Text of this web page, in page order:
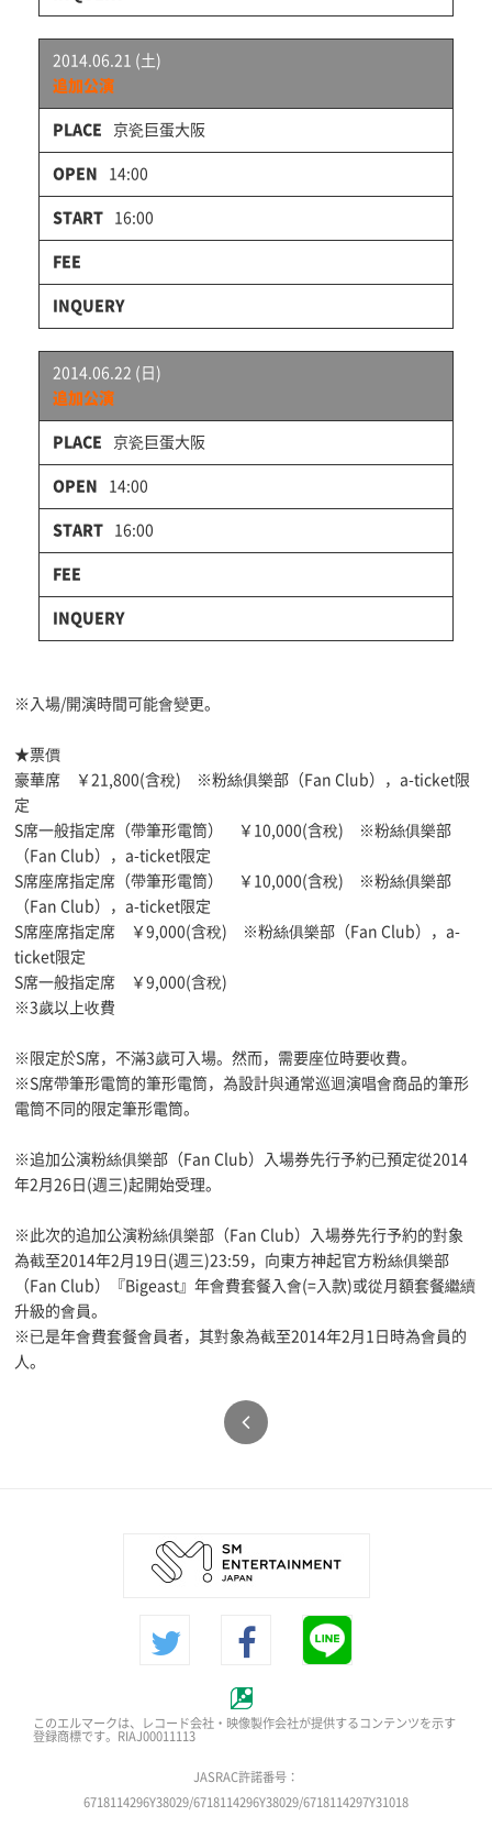
2014.06.21 (土)
追加公演
京瓷巨蛋大阪
14:00
16:00
2014.06.22 (日)
追加公演
京瓷巨蛋大阪
14:00
16:00
※入場/開演時間可能會變更。
★票價
豪華席 ￥21,800(含稅) ※粉絲俱樂部（Fan Club），a-ticket限
定
S席一般指定席（帶筆形電筒） ￥10,000(含稅) ※粉絲俱樂部
（Fan Club），a-ticket限定
S席座席指定席（帶筆形電筒） ￥10,000(含稅) ※粉絲俱樂部
（Fan Club），a-ticket限定
S席座席指定席 ￥9,000(含稅) ※粉絲俱樂部（Fan Club），a-
ticket限定
S席一般指定席 ￥9,000(含稅)
※3歲以上收費
※限定於S席，不滿3歲可入場。然而，需要座位時要收費。
※S席帶筆形電筒的筆形電筒，為設計與通常巡迴演唱會商品的筆形
電筒不同的限定筆形電筒。
※追加公演粉絲俱樂部（Fan Club）入場券先行予約已預定從2014
年2月26日(週三)起開始受理。
※此次的追加公演粉絲俱樂部（Fan Club）入場券先行予約的對象
為截至2014年2月19日(週三)23:59，向東方神起官方粉絲俱樂部
（Fan Club）『Bigeast』年會費套餐入會(=入款)或從月額套餐繼續
升級的會員。
※已是年會費套餐會員者，其對象為截至2014年2月1日時為會員的
人。
このエルマークは、レコード会社・映像製作会社が提供するコンテンツを示す
登録商標です。RIAJ00011113
JASRAC許諾番号：
6718114296Y38029/6718114296Y38029/6718114297Y31018